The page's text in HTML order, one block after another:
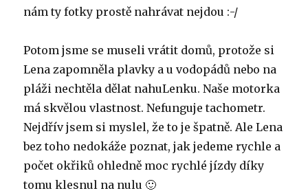
nám ty fotky prostě nahrávat nejdou :-/
Potom jsme se museli vrátit domů, protože si
Lena zapomněla plavky a u vodopádů nebo na
pláži nechtěla dělat nahuLenku. Naše motorka
má skvělou vlastnost. Nefunguje tachometr.
Nejdřív jsem si myslel, že to je špatně. Ale Lena
bez toho nedokáže poznat, jak jedeme rychle a
počet okřiků ohledně moc rychlé jízdy díky
tomu klesnul na nulu 🙂